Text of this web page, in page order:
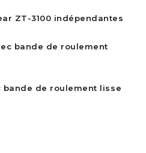
ZT-3100 indépendantes
bande de roulement
bande de roulement lisse